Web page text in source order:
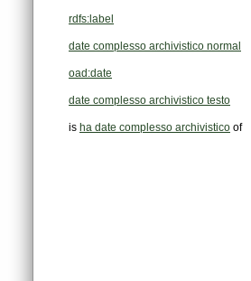
rdfs:label
date complesso archivistico normal
oad:date
date complesso archivistico testo
is ha date complesso archivistico of